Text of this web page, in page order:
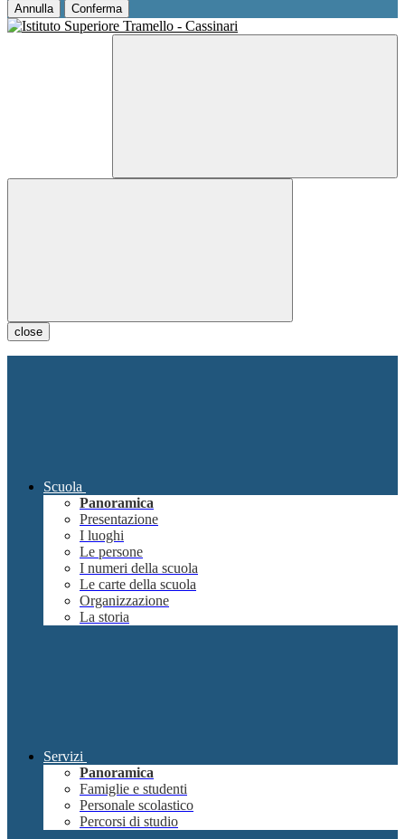
Annulla Conferma
close
Scuola
Panoramica
Presentazione
I luoghi
Le persone
I numeri della scuola
Le carte della scuola
Organizzazione
La storia
Servizi
Panoramica
Famiglie e studenti
Personale scolastico
Percorsi di studio